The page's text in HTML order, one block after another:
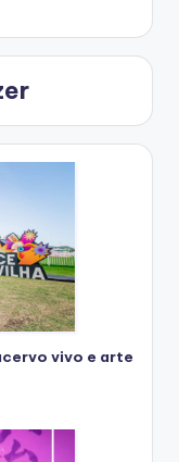
vivo e arte